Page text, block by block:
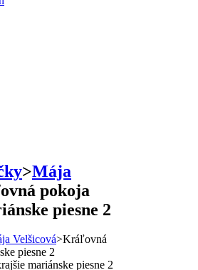
>Mája
pokoja
piesne 2
Velšicová>Kráľovná
piesne 2